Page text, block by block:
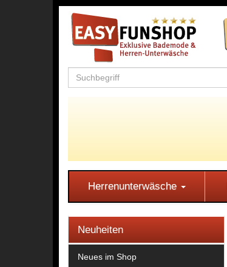
Herrenunterwäsche
Neuheiten
Neues im Shop